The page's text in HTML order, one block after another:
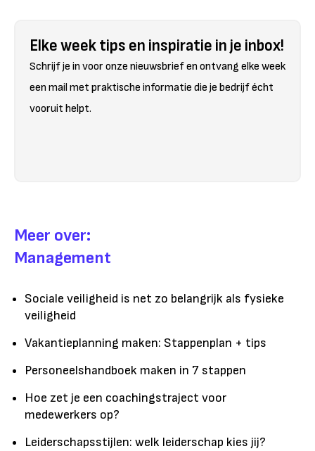
Elke week tips en inspiratie in je inbox!
Schrijf je in voor onze nieuwsbrief en ontvang elke week
een mail met praktische informatie die je bedrijf écht
vooruit helpt.
Meer over:
Management
Sociale veiligheid is net zo belangrijk als fysieke
veiligheid
Vakantieplanning maken: Stappenplan + tips
Personeelshandboek maken in 7 stappen
Hoe zet je een coachingstraject voor
medewerkers op?
Leiderschapsstijlen: welk leiderschap kies jij?